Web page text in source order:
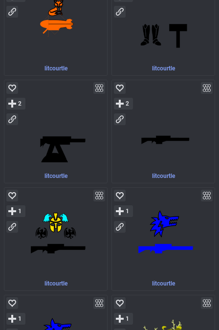
litcourtle litcourtle
litcourtle
2
litcourtle
2
litcourtle
1
litcourtle
1
1 1